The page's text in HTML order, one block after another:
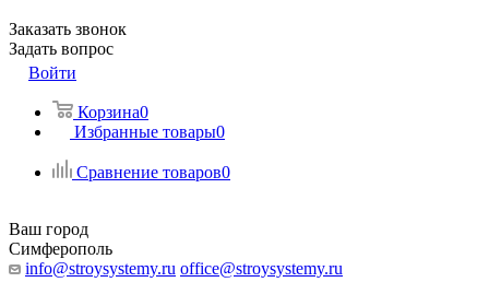
Заказать звонок
Задать вопрос
Войти
Корзина0
Избранные товары0
Сравнение товаров0
Ваш город
Симферополь
info@stroysystemy.ru office@stroysystemy.ru